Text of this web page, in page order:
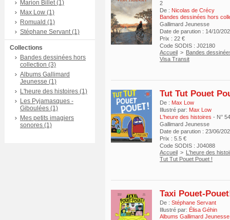
Marion Billet (1)
Max Low (1)
Romuald (1)
Stéphane Servant (1)
Collections
Bandes dessinées hors
collection (3)
Albums Gallimard
Jeunesse (1)
L'heure des histoires (1)
Les Pyjamasques -
Giboulées (1)
Mes petits imagiers
sonores (1)
2
De : Nicolas de Crécy
Bandes dessinées hors
Gallimard Jeunesse
Date de parution : 14/10/
Prix : 22 €
Code SODIS : J02180
Accueil > Bandes
Visa Transit
Tut Tut Pouet
De : Max Low
Illustré par: Max Low
L'heure des histoires - N° 54
Gallimard Jeunesse
Date de parution : 23/06/
Prix : 5.5 €
Code SODIS : J04088
Accueil > L'heure des
Tut Tut Pouet Pouet !
Taxi Pouet-
De : Stéphane Servant
Illustré par: Élisa Géhin
Albums Gallimard Jeunesse